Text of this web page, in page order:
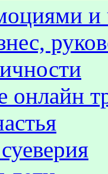
и
онлайн